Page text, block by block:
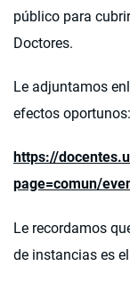
público para
Doctores.
Le adjuntamos
efectos oportunos:
https://
page=comun/
Le recordamos
de instancias es